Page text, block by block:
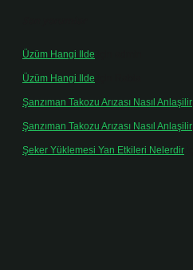
Üzüm Hangi Ilde
Üzüm Hangi Ilde
Şanzıman Takozu Arızası Nasıl Anlaşilir
Şanzıman Takozu Arızası Nasıl Anlaşilir
Şeker Yüklemesi Yan Etkileri Nelerdir